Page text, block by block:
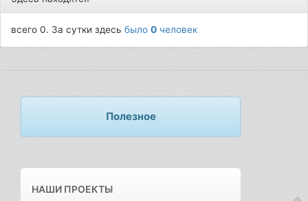
всего 0. За сутки здесьбыло0 человек
Полезное
НАШИ ПРОЕКТЫ